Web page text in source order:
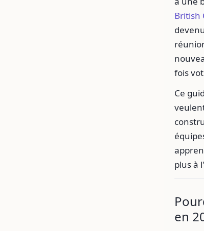
British
fois
Ce
plus à
en